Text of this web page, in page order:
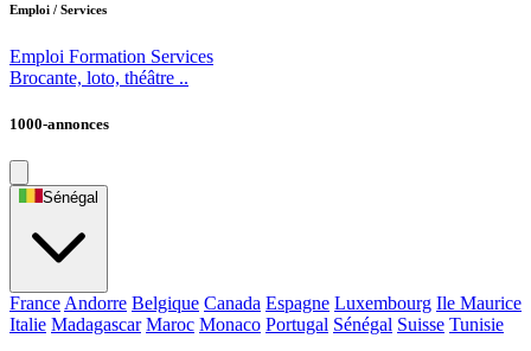
Emploi / Services
Emploi Formation Services
Brocante, loto, théâtre ..
1000-annonces
Sénégal
France Andorre Belgique Canada Espagne Luxembourg Ile Maurice
Italie Madagascar Maroc Monaco Portugal Sénégal Suisse Tunisie